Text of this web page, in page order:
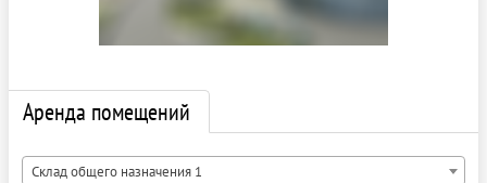
Аренда помещений
Склад общего назначения 1